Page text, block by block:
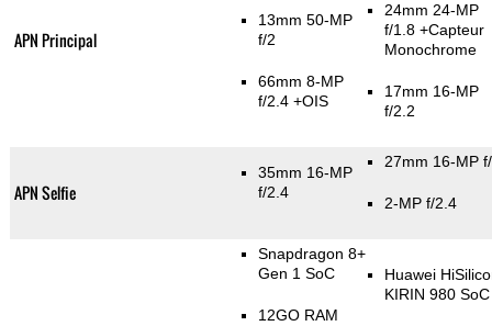
APN Principal
13mm 50-MP
f/2
66mm 8-MP
f/2.4 +OIS
24mm 24-MP
f/1.8 +Capteur
Monochrome
17mm 16-MP
f/2.2
APN Selfie
35mm 16-MP
f/2.4
27mm 16-MP
2-MP f/2.4
Snapdragon 8+
Gen 1 SoC
12GO RAM
Huawei
KIRIN 980 SoC